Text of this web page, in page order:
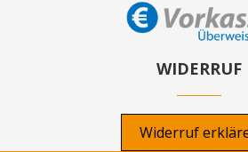
WIDERRUF
Widerruf